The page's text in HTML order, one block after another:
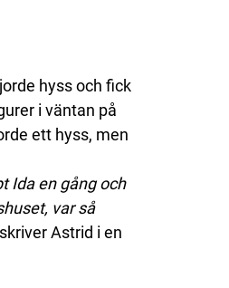
hyss och fick
i väntan på
ett hyss, men
Ida en gång och
var så
Astrid i en